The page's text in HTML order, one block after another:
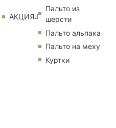
АКЦИЯ
Пальто из
шерсти
Пальто альпака
Пальто на меху
Куртки